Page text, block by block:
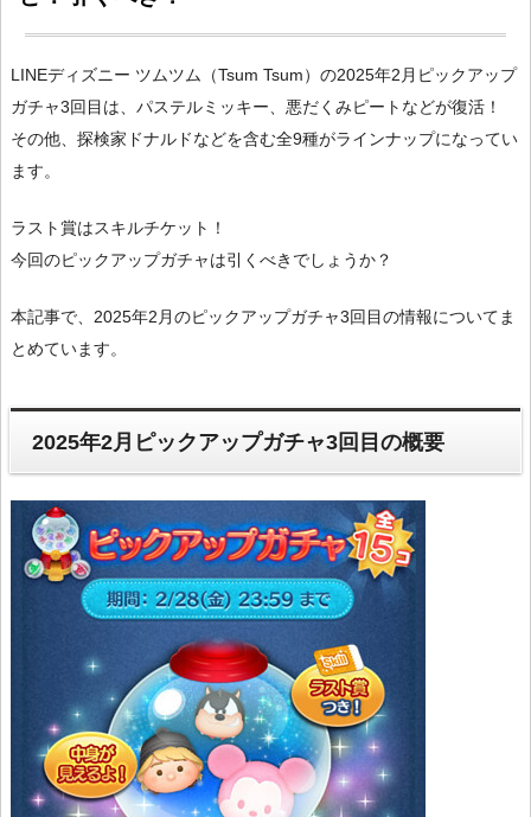
LINEディズニー ツムツム（Tsum Tsum）の2025年2月ピックアップ
ガチャ3回目は、パステルミッキー、悪だくみピートなどが復活！
その他、探検家ドナルドなどを含む全9種がラインナップになってい
ます。
ラスト賞はスキルチケット！
今回のピックアップガチャは引くべきでしょうか？
本記事で、2025年2月のピックアップガチャ3回目の情報についてま
とめています。
2025年2月ピックアップガチャ3回目の概要